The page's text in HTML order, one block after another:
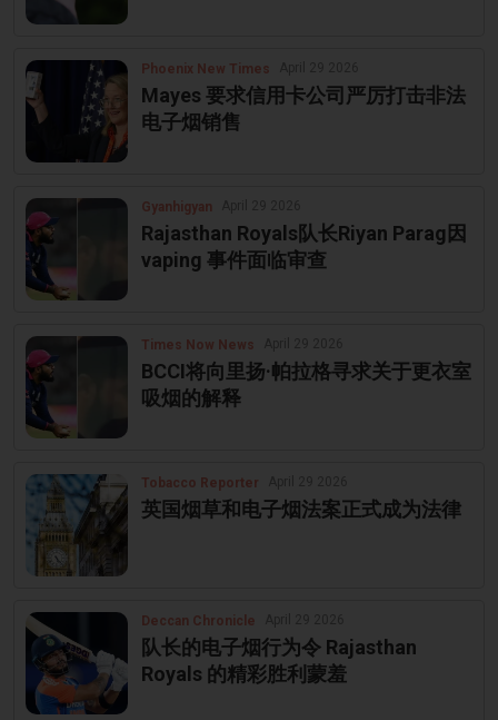
Phoenix New Times
Mayes 要求信用卡公司严厉打击非法
电子烟销售
Gyanhigyan
Rajasthan Royals队长Riyan Parag因
vaping 事件面临审查
Times Now News
BCCI将向里扬·帕拉格寻求关于更衣室
吸烟的解释
Tobacco Reporter
英国烟草和电子烟法案正式成为法律
Deccan Chronicle
队长的电子烟行为令 Rajasthan
Royals 的精彩胜利蒙羞